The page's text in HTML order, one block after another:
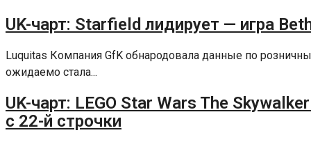
UK-чарт: Starfield лидирует — игра
Luquitas Компания GfK обнародовала данные по
ожидаемо стала...
UK-чарт: LEGO Star Wars The
с 22-й строчки